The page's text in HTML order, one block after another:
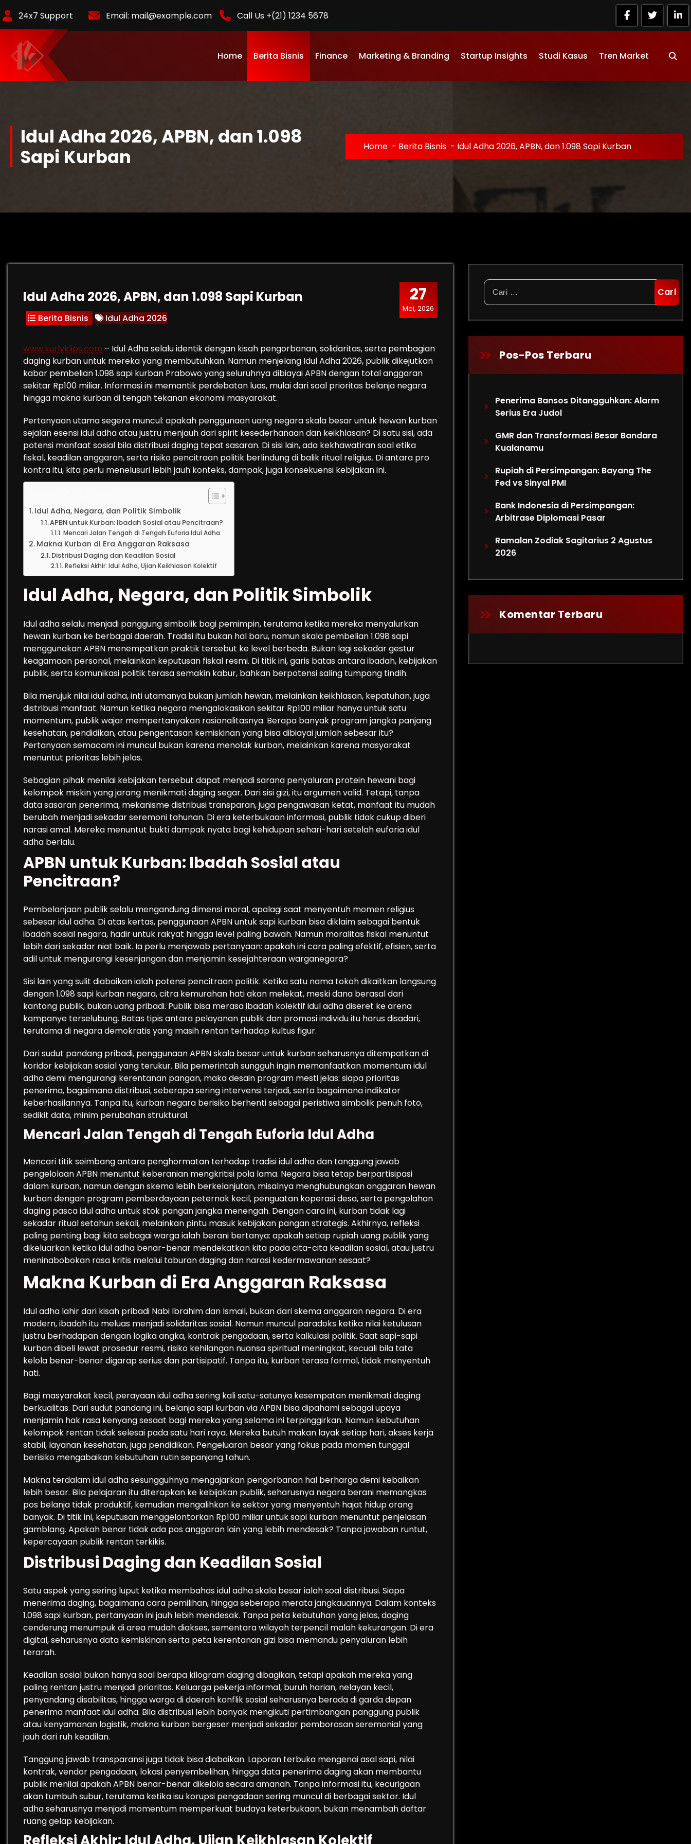
to
Content
24x7 Support Email: mail@example.com Call Us +(21) 1234 5678
KurlyKlips menyajikan informasi bisnis terbaru, strategi usaha,
Home Berita Bisnis Finance Marketing & Branding Startup Insights Studi Kasus Tren Market
Idul Adha 2026, APBN, dan 1.098
Sapi Kurban
Home - Berita Bisnis - Idul Adha 2026, APBN, dan 1.098 Sapi Kurban
27
Mei, 2026
Idul Adha 2026, APBN, dan 1.098 Sapi Kurban
Berita Bisnis Idul Adha 2026
www.kurlyklips.com – Idul Adha selalu identik dengan kisah pengorbanan, solidaritas, serta pembagian
daging kurban untuk mereka yang membutuhkan. Namun menjelang Idul Adha 2026, publik dikejutkan
kabar pembelian 1.098 sapi kurban Prabowo yang seluruhnya dibiayai APBN dengan total anggaran
sekitar Rp100 miliar. Informasi ini memantik perdebatan luas, mulai dari soal prioritas belanja negara
hingga makna kurban di tengah tekanan ekonomi masyarakat.
Pertanyaan utama segera muncul: apakah penggunaan uang negara skala besar untuk hewan kurban
sejalan esensi idul adha atau justru menjauh dari spirit kesederhanaan dan keikhlasan? Di satu sisi, ada
potensi manfaat sosial bila distribusi daging tepat sasaran. Di sisi lain, ada kekhawatiran soal etika
fiskal, keadilan anggaran, serta risiko pencitraan politik berlindung di balik ritual religius. Di antara pro
kontra itu, kita perlu menelusuri lebih jauh konteks, dampak, juga konsekuensi kebijakan ini.
Idul Adha, Negara, dan Politik Simbolik
APBN untuk Kurban: Ibadah Sosial atau Pencitraan?
Mencari Jalan Tengah di Tengah Euforia Idul Adha
Makna Kurban di Era Anggaran Raksasa
Distribusi Daging dan Keadilan Sosial
Refleksi Akhir: Idul Adha, Ujian Keikhlasan Kolektif
Idul Adha, Negara, dan Politik Simbolik
Idul adha selalu menjadi panggung simbolik bagi pemimpin, terutama ketika mereka menyalurkan
hewan kurban ke berbagai daerah. Tradisi itu bukan hal baru, namun skala pembelian 1.098 sapi
menggunakan APBN menempatkan praktik tersebut ke level berbeda. Bukan lagi sekadar gestur
keagamaan personal, melainkan keputusan fiskal resmi. Di titik ini, garis batas antara ibadah, kebijakan
publik, serta komunikasi politik terasa semakin kabur, bahkan berpotensi saling tumpang tindih.
Bila merujuk nilai idul adha, inti utamanya bukan jumlah hewan, melainkan keikhlasan, kepatuhan, juga
distribusi manfaat. Namun ketika negara mengalokasikan sekitar Rp100 miliar hanya untuk satu
momentum, publik wajar mempertanyakan rasionalitasnya. Berapa banyak program jangka panjang
kesehatan, pendidikan, atau pengentasan kemiskinan yang bisa dibiayai jumlah sebesar itu?
Pertanyaan semacam ini muncul bukan karena menolak kurban, melainkan karena masyarakat
menuntut prioritas lebih jelas.
Sebagian pihak menilai kebijakan tersebut dapat menjadi sarana penyaluran protein hewani bagi
kelompok miskin yang jarang menikmati daging segar. Dari sisi gizi, itu argumen valid. Tetapi, tanpa
data sasaran penerima, mekanisme distribusi transparan, juga pengawasan ketat, manfaat itu mudah
berubah menjadi sekadar seremoni tahunan. Di era keterbukaan informasi, publik tidak cukup diberi
narasi amal. Mereka menuntut bukti dampak nyata bagi kehidupan sehari-hari setelah euforia idul
adha berlalu.
APBN untuk Kurban: Ibadah Sosial atau
Pencitraan?
Pembelanjaan publik selalu mengandung dimensi moral, apalagi saat menyentuh momen religius
sebesar idul adha. Di atas kertas, penggunaan APBN untuk sapi kurban bisa diklaim sebagai bentuk
ibadah sosial negara, hadir untuk rakyat hingga level paling bawah. Namun moralitas fiskal menuntut
lebih dari sekadar niat baik. Ia perlu menjawab pertanyaan: apakah ini cara paling efektif, efisien, serta
adil untuk mengurangi kesenjangan dan menjamin kesejahteraan warganegara?
Sisi lain yang sulit diabaikan ialah potensi pencitraan politik. Ketika satu nama tokoh dikaitkan langsung
dengan 1.098 sapi kurban negara, citra kemurahan hati akan melekat, meski dana berasal dari
kantong publik, bukan uang pribadi. Publik bisa merasa ibadah kolektif idul adha diseret ke arena
kampanye terselubung. Batas tipis antara pelayanan publik dan promosi individu itu harus disadari,
terutama di negara demokratis yang masih rentan terhadap kultus figur.
Dari sudut pandang pribadi, penggunaan APBN skala besar untuk kurban seharusnya ditempatkan di
koridor kebijakan sosial yang terukur. Bila pemerintah sungguh ingin memanfaatkan momentum idul
adha demi mengurangi kerentanan pangan, maka desain program mesti jelas: siapa prioritas
penerima, bagaimana distribusi, seberapa sering intervensi terjadi, serta bagaimana indikator
keberhasilannya. Tanpa itu, kurban negara berisiko berhenti sebagai peristiwa simbolik penuh foto,
sedikit data, minim perubahan struktural.
Mencari Jalan Tengah di Tengah Euforia Idul Adha
Mencari titik seimbang antara penghormatan terhadap tradisi idul adha dan tanggung jawab
pengelolaan APBN menuntut keberanian mengkritisi pola lama. Negara bisa tetap berpartisipasi
dalam kurban, namun dengan skema lebih berkelanjutan, misalnya menghubungkan anggaran hewan
kurban dengan program pemberdayaan peternak kecil, penguatan koperasi desa, serta pengolahan
daging pasca idul adha untuk stok pangan jangka menengah. Dengan cara ini, kurban tidak lagi
sekadar ritual setahun sekali, melainkan pintu masuk kebijakan pangan strategis. Akhirnya, refleksi
paling penting bagi kita sebagai warga ialah berani bertanya: apakah setiap rupiah uang publik yang
dikeluarkan ketika idul adha benar-benar mendekatkan kita pada cita-cita keadilan sosial, atau justru
meninabobokan rasa kritis melalui taburan daging dan narasi kedermawanan sesaat?
Makna Kurban di Era Anggaran Raksasa
Idul adha lahir dari kisah pribadi Nabi Ibrahim dan Ismail, bukan dari skema anggaran negara. Di era
modern, ibadah itu meluas menjadi solidaritas sosial. Namun muncul paradoks ketika nilai ketulusan
justru berhadapan dengan logika angka, kontrak pengadaan, serta kalkulasi politik. Saat sapi-sapi
kurban dibeli lewat prosedur resmi, risiko kehilangan nuansa spiritual meningkat, kecuali bila tata
kelola benar-benar digarap serius dan partisipatif. Tanpa itu, kurban terasa formal, tidak menyentuh
hati.
Bagi masyarakat kecil, perayaan idul adha sering kali satu-satunya kesempatan menikmati daging
berkualitas. Dari sudut pandang ini, belanja sapi kurban via APBN bisa dipahami sebagai upaya
menjamin hak rasa kenyang sesaat bagi mereka yang selama ini terpinggirkan. Namun kebutuhan
kelompok rentan tidak selesai pada satu hari raya. Mereka butuh makan layak setiap hari, akses kerja
stabil, layanan kesehatan, juga pendidikan. Pengeluaran besar yang fokus pada momen tunggal
berisiko mengabaikan kebutuhan rutin sepanjang tahun.
Makna terdalam idul adha sesungguhnya mengajarkan pengorbanan hal berharga demi kebaikan
lebih besar. Bila pelajaran itu diterapkan ke kebijakan publik, seharusnya negara berani memangkas
pos belanja tidak produktif, kemudian mengalihkan ke sektor yang menyentuh hajat hidup orang
banyak. Di titik ini, keputusan menggelontorkan Rp100 miliar untuk sapi kurban menuntut penjelasan
gamblang. Apakah benar tidak ada pos anggaran lain yang lebih mendesak? Tanpa jawaban runtut,
kepercayaan publik rentan terkikis.
Distribusi Daging dan Keadilan Sosial
Satu aspek yang sering luput ketika membahas idul adha skala besar ialah soal distribusi. Siapa
menerima daging, bagaimana cara pemilihan, hingga seberapa merata jangkauannya. Dalam konteks
1.098 sapi kurban, pertanyaan ini jauh lebih mendesak. Tanpa peta kebutuhan yang jelas, daging
cenderung menumpuk di area mudah diakses, sementara wilayah terpencil malah kekurangan. Di era
digital, seharusnya data kemiskinan serta peta kerentanan gizi bisa memandu penyaluran lebih
terarah.
Keadilan sosial bukan hanya soal berapa kilogram daging dibagikan, tetapi apakah mereka yang
paling rentan justru menjadi prioritas. Keluarga pekerja informal, buruh harian, nelayan kecil,
penyandang disabilitas, hingga warga di daerah konflik sosial seharusnya berada di garda depan
penerima manfaat idul adha. Bila distribusi lebih banyak mengikuti pertimbangan panggung publik
atau kenyamanan logistik, makna kurban bergeser menjadi sekadar pemborosan seremonial yang
jauh dari ruh keadilan.
Tanggung jawab transparansi juga tidak bisa diabaikan. Laporan terbuka mengenai asal sapi, nilai
kontrak, vendor pengadaan, lokasi penyembelihan, hingga data penerima daging akan membantu
publik menilai apakah APBN benar-benar dikelola secara amanah. Tanpa informasi itu, kecurigaan
akan tumbuh subur, terutama ketika isu korupsi pengadaan sering muncul di berbagai sektor. Idul
adha seharusnya menjadi momentum memperkuat budaya keterbukaan, bukan menambah daftar
ruang gelap kebijakan.
Cari
untuk:
Pos-Pos Terbaru
Penerima Bansos Ditangguhkan: Alarm
Serius Era Judol
GMR dan Transformasi Besar Bandara
Kualanamu
Rupiah di Persimpangan: Bayang The
Fed vs Sinyal PMI
Bank Indonesia di Persimpangan:
Arbitrase Diplomasi Pasar
Ramalan Zodiak Sagitarius 2 Agustus
2026
Komentar Terbaru